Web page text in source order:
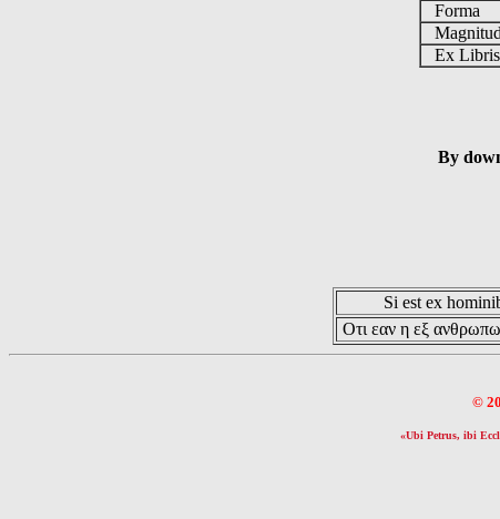
Forma
Ex Libris
By
Si est ex
Οτι εαν η εξ
©
«Ubi Petrus, ibi